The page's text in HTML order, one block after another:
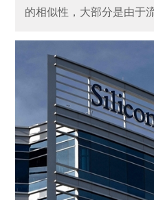
的相似性，大部分是由于